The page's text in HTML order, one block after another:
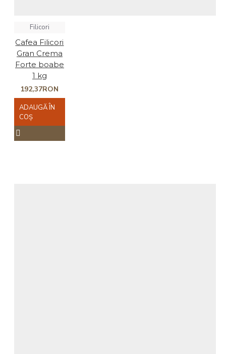
Filicori
Cafea Filicori
Gran Crema
Forte boabe
1 kg
192,37RON
ADAUGĂ ÎN
COŞ